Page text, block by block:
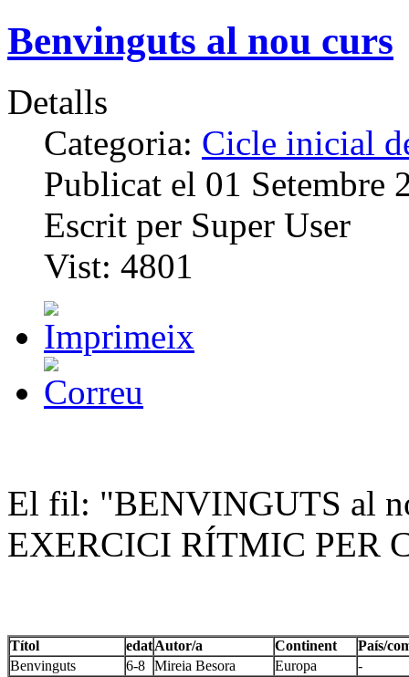
Benvinguts al nou curs
Detalls
Categoria: Cicle inicial
Publicat el 01 Setembre
Escrit per Super User
Vist: 4801
El fil: "BENVINGUTS al
EXERCICI RÍTMIC PER
Títol edatAutor/a Continent
País/
Benvinguts
6-8 Mireia Besora Europa -